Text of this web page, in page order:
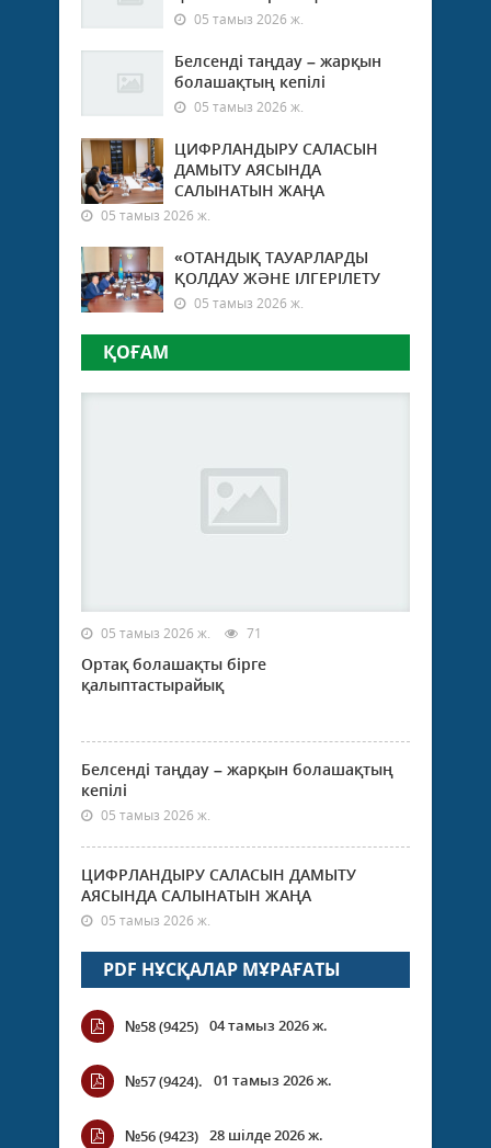
05 тамыз 2026 ж.
Белсенді таңдау – жарқын
болашақтың кепілі
05 тамыз 2026 ж.
ЦИФРЛАНДЫРУ САЛАСЫН
ДАМЫТУ АЯСЫНДА
САЛЫНАТЫН ЖАҢА
05 тамыз 2026 ж.
«ОТАНДЫҚ ТАУАРЛАРДЫ
ҚОЛДАУ ЖӘНЕ ІЛГЕРІЛЕТУ
05 тамыз 2026 ж.
ҚОҒАМ
05 тамыз 2026 ж. 71
Ортақ болашақты бірге
қалыптастырайық
Белсенді таңдау – жарқын болашақтың
кепілі
05 тамыз 2026 ж.
ЦИФРЛАНДЫРУ САЛАСЫН ДАМЫТУ
АЯСЫНДА САЛЫНАТЫН ЖАҢА
05 тамыз 2026 ж.
PDF НҰСҚАЛАР МҰРАҒАТЫ
№58 (9425) 04 тамыз 2026 ж.
№57 (9424). 01 тамыз 2026 ж.
№56 (9423) 28 шілде 2026 ж.